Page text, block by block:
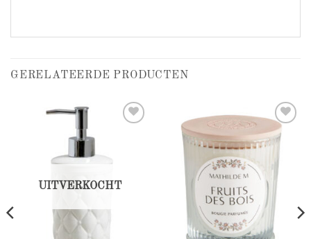
GERELATEERDE PRODUCTEN
UITVERKOCHT
Add to
wishlist